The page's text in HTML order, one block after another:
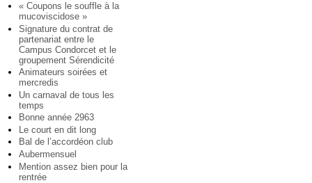
« Coupons le souffle à la
mucoviscidose »
Signature du contrat de
partenariat entre le
Campus Condorcet et le
groupement Sérendicité
Animateurs soirées et
mercredis
Un carnaval de tous les
temps
Bonne année 2963
Le court en dit long
Bal de l’accordéon club
Aubermensuel
Mention assez bien pour la
rentrée